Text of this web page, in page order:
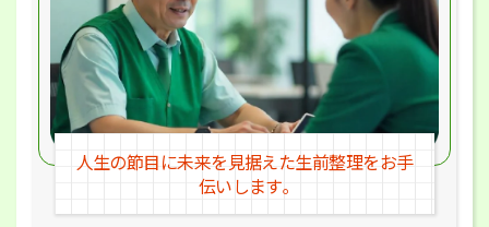
人生の節目に未来を見据えた生前整理をお手
伝いします｡